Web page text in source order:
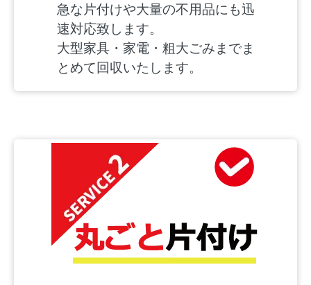
急な片付けや大量の不用品にも迅
速対応致します。
大型家具・家電・粗大ごみまでま
とめて回収いたします。